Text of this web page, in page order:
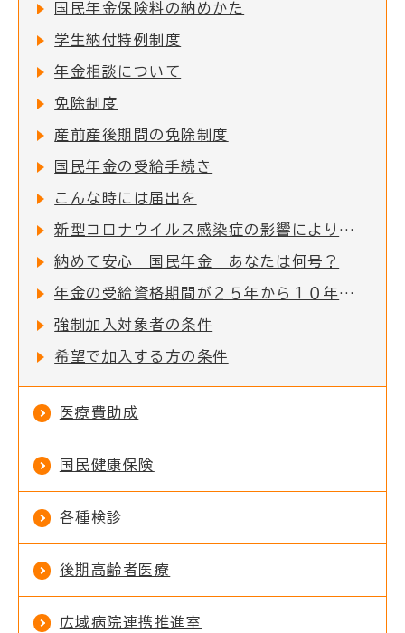
国民年金保険料の納めかた
学生納付特例制度
年金相談について
免除制度
産前産後期間の免除制度
国民年金の受給手続き
こんな時には届出を
新型コロナウイルス感染症の影響により、国民年金保険料の納付が困難な方へ
納めて安心 国民年金 あなたは何号？
年金の受給資格期間が２５年から１０年に短縮されました
強制加入対象者の条件
希望で加入する方の条件
医療費助成
国民健康保険
各種検診
後期高齢者医療
広域病院連携推進室